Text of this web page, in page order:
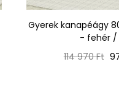
Gyerek kanapéágy
- fehér /
Normál
114 970 Ft Ár